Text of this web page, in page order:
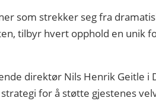
som strekker seg fra
tilbyr hvert opphold en unik
direktør Nils Henrik Geitle i
for å støtte gjestenes